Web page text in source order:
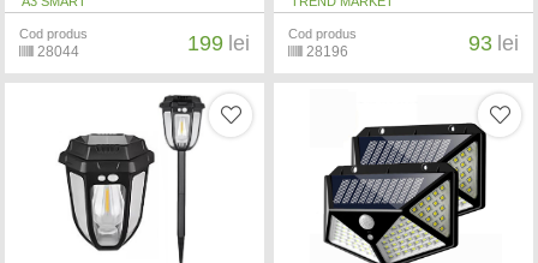
Cod produs
28044 199 lei Cod produs
28196 93 lei